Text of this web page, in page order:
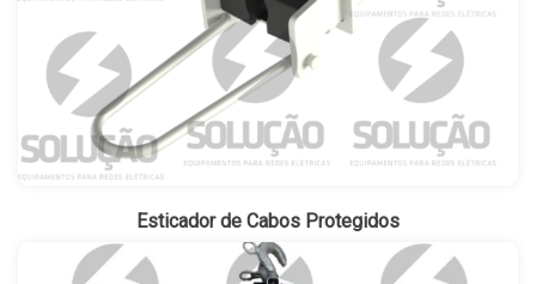
Esticador de Cabos Protegidos